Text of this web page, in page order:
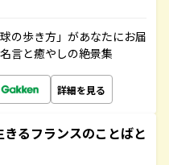
の歩き方」があなたにお届
言と癒やしの絶景集
詳細を見る
きるフランスのことばと